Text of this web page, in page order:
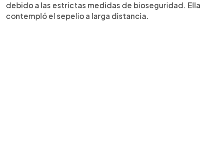
debido a las estrictas medidas de bioseguridad. Ella
contempló el sepelio a larga distancia.